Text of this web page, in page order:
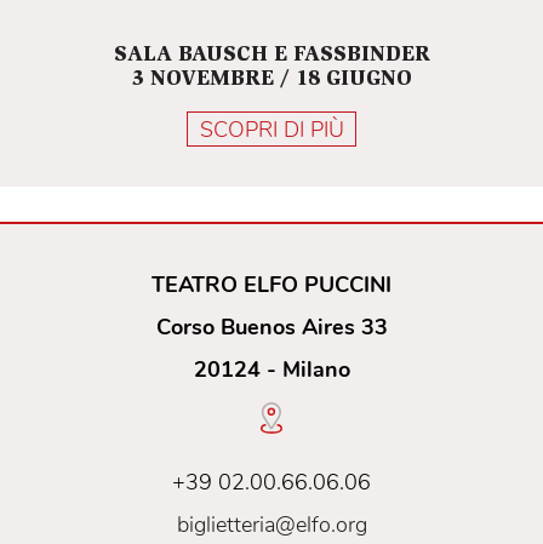
SCOPRI DI PIÙ
SALA BAUSCH E FASSBINDER
3 NOVEMBRE / 18 GIUGNO
TEATRO ELFO PUCCINI
Corso Buenos Aires 33
20124 - Milano
+39 02.00.66.06.06
biglietteria@elfo.org